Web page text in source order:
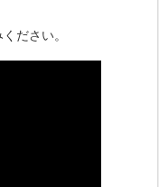
ださい。